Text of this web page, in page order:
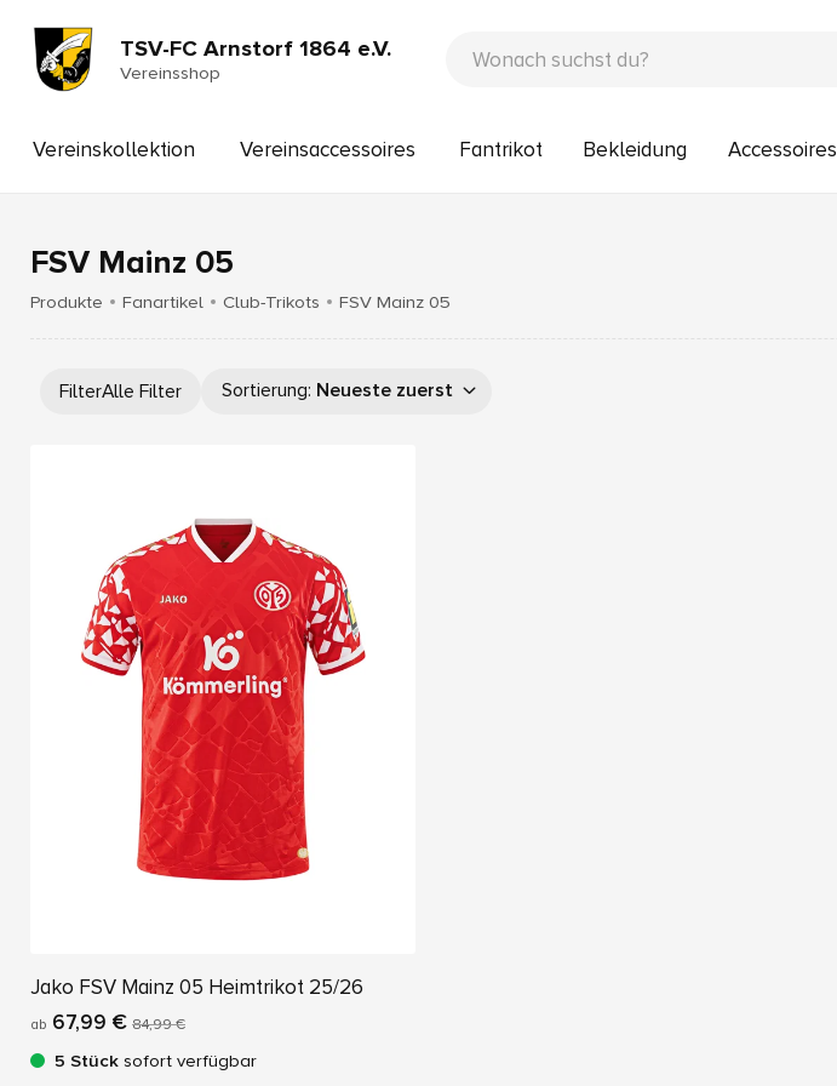
TSV-FC Arnstorf 1864 e.V.
Vereinsshop
Vereinskollektion Vereinsaccessoires Fantrikot Bekleidung Accessoires
FSV Mainz 05
Produkte Fanartikel Club-Trikots FSV Mainz 05
FilterAlle Filter Sortierung: Neueste zuerst
Jako FSV Mainz 05 Heimtrikot 25/26
ab 67,99 € 84,99 €
5 Stück sofort verfügbar